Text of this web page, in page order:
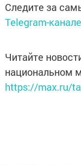
Следите за
Telegram-канале
Читайте
национальном
https://max.ru/